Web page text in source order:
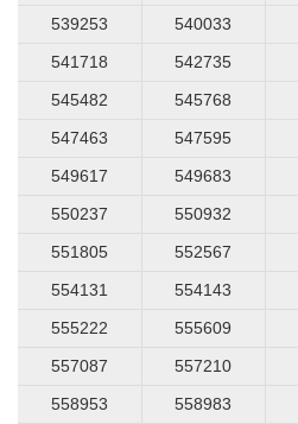
539253
540033
541718
542735
545482
545768
547463
547595
549617
549683
550237
550932
551805
552567
554131
554143
555222
555609
557087
557210
558953
558983